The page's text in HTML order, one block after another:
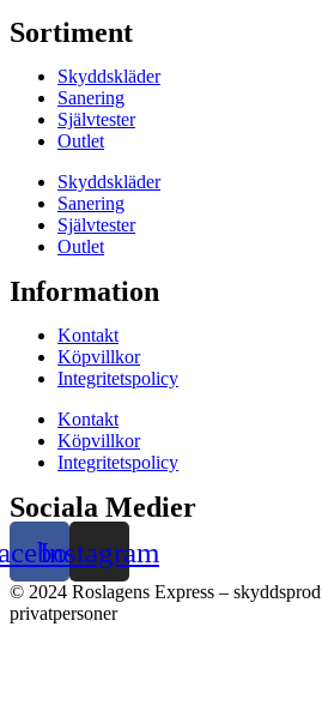
Sortiment
Skyddskläder
Sanering
Självtester
Outlet
Skyddskläder
Sanering
Självtester
Outlet
Information
Kontakt
Köpvillkor
Integritetspolicy
Kontakt
Köpvillkor
Integritetspolicy
Sociala Medier
Instagram
© 2024 Roslagens Express –
privatpersoner